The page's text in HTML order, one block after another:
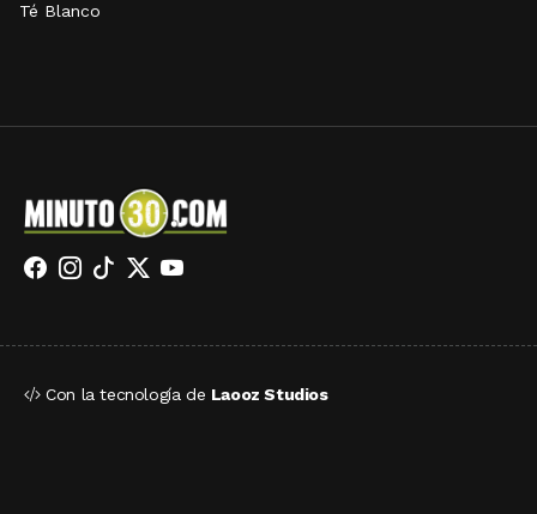
Té Blanco
Con la tecnología de Laooz Studios